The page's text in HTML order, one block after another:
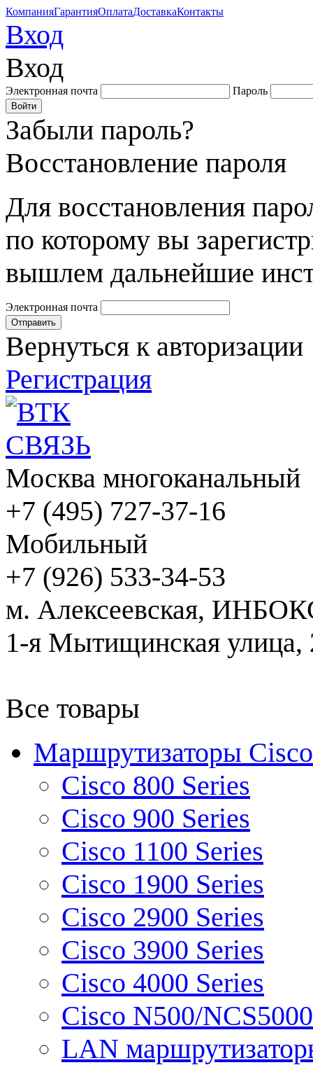
КомпанияГарантияОплатаДоставкаКонтакты
Вход
Вход
Электронная почта Пароль
Забыли пароль?
Восстановление пароля
Для восстановления
по которому вы
вышлем дальнейшие
Электронная почта
Вернуться к авторизации
Регистрация
Москва многоканальный
+7 (495) 727-37-16
Мобильный
+7 (926) 533-34-53
м. Алексеевская,
1-я Мытищинская улица,
Все товары
Маршрутизаторы Cisco
Cisco 800 Series
Cisco 900 Series
Cisco 1100 Series
Cisco 1900 Series
Cisco 2900 Series
Cisco 3900 Series
Cisco 4000 Series
Cisco N500/
LAN